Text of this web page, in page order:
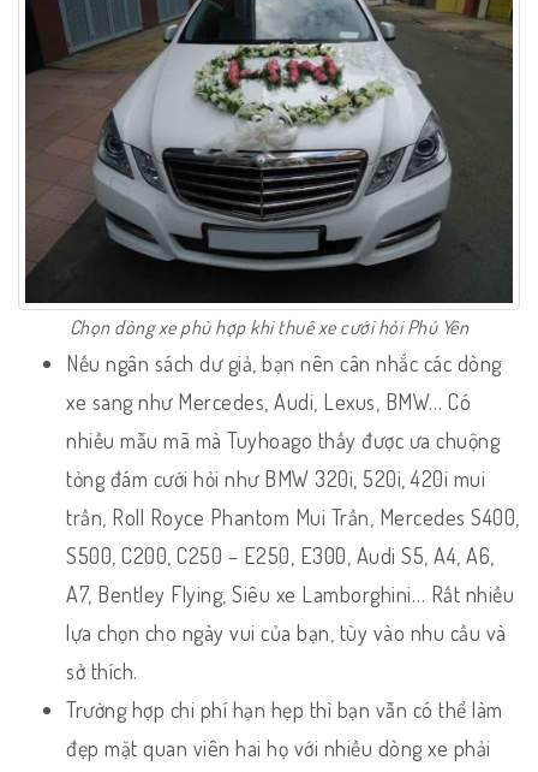
Chọn dòng xe phù hợp khi thuê xe cưới hỏi Phú Yên
Nếu ngân sách dư giả, bạn nên cân nhắc các dòng
xe sang như Mercedes, Audi, Lexus, BMW… Có
nhiều mẫu mã mà Tuyhoago thấy được ưa chuộng
tỏng đám cưới hỏi như BMW 320i, 520i, 420i mui
trần, Roll Royce Phantom Mui Trần, Mercedes S400,
S500, C200, C250 – E250, E300, Audi S5, A4, A6,
A7, Bentley Flying, Siêu xe Lamborghini… Rất nhiều
lựa chọn cho ngày vui của bạn, tùy vào nhu cầu và
sở thích.
Trường hợp chi phí hạn hẹp thì bạn vẫn có thể làm
đẹp mặt quan viên hai họ với nhiều dòng xe phải